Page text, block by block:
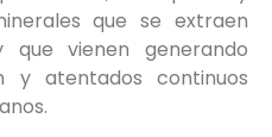
que se extraen
vienen generando
y atentados continuos